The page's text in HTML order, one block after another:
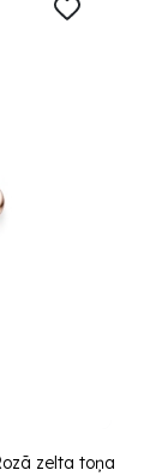
zelta toņa